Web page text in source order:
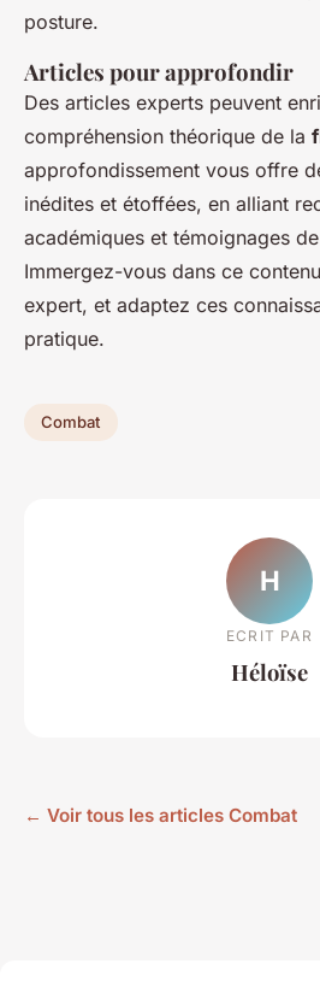
posture.
Articles pour approfondir
Des articles experts peuvent
compréhension théorique de la
approfondissement vous offre
inédites et étoffées, en alliant
académiques et témoignages
Immergez-vous dans ce
expert, et adaptez ces
pratique.
Combat
H
ECRIT PAR
Héloïse
← Voir tous les articles Combat